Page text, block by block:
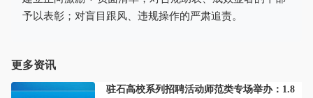
予以表彰；对盲目跟风、违规操作的严肃追责。
更多资讯
驻石高校系列招聘活动师范类专场举办：1.8